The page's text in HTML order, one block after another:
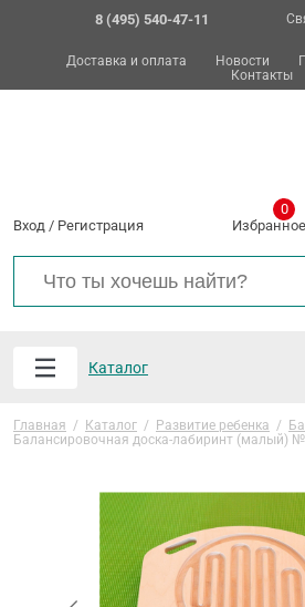
8 (495) 540-47-11
Доставка и оплата Новости
Контакты
Вход / Регистрация Избранное
0
Каталог
Главная / Каталог / Развитие ребенка /
Балансировочная доска-лабиринт (малый)